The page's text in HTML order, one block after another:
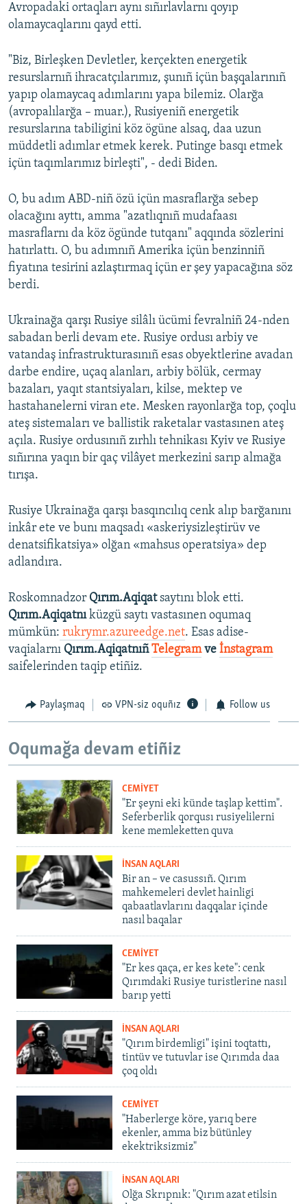
Avropadaki ortaqları aynı sıñırlavlarnı qoyıp
olamaycaqlarını qayd etti.
"Biz, Birleşken Devletler, kerçekten energetik
resurslarnıñ ihracatçılarımız, şunıñ içün başqalarınıñ
yapıp olamaycaq adımlarını yapa bilemiz. Olarğa
(avropalılarğa – muar.), Rusiyeniñ energetik
resurslarına tabiligini köz ögüne alsaq, daa uzun
müddetli adımlar etmek kerek. Putinge basqı etmek
içün taqımlarımız birleşti", - dedi Biden.
O, bu adım ABD-niñ özü içün masraflarğa sebep
olacağını ayttı, amma "azatlıqnıñ mudafaası
masraflarnı da köz ögünde tutqanı" aqqında sözlerini
hatırlattı. O, bu adımnıñ Amerika içün benzinniñ
fiyatına tesirini azlaştırmaq içün er şey yapacağına söz
berdi.
Ukrainağa qarşı Rusiye silâlı ücümi fevralniñ 24-nden
sabadan berli devam ete. Rusiye ordusı arbiy ve
vatandaş infrastrukturasınıñ esas obyektlerine avadan
darbe endire, uçaq alanları, arbiy bölük, cermay
bazaları, yaqıt stantsiyaları, kilse, mektep ve
hastahanelerni viran ete. Mesken rayonlarğa top, çoqlu
ateş sistemaları ve ballistik raketalar vastasınen ateş
açıla. Rusiye ordusınıñ zırhlı tehnikası Kyiv ve Rusiye
sıñırına yaqın bir qaç vilâyet merkezini sarıp almağa
tırışa.
Rusiye Ukrainağa qarşı basqıncılıq cenk alıp barğanını
inkâr ete ve bunı maqsadı «askeriysizleştirüv ve
denatsifikatsiya» olğan «mahsus operatsiya» dep
adlandıra.
Roskomnadzor Qırım.Aqiqatsaytını blok etti.
Qırım.Aqiqatnıküzgü saytı vastasınen oqumaq
mümkün: rukrymr.azureedge.net. Esas adise-
vaqialarnı Qırım.AqiqatnıñTelegramve İnstagram
saifelerinden taqip etiñiz.
Paylaşmaq VPN-siz oquñız Follow us
Oqumağa devam etiñiz
CEMİYET
"Er şeyni eki künde taşlap kettim".
Seferberlik qorqusı rusiyelilerni
kene memleketten quva
İNSAN AQLARI
Bir an – ve casussıñ. Qırım
mahkemeleri devlet hainligi
qabaatlavlarını daqqalar içinde
nasıl baqalar
CEMİYET
"Er kes qaça, er kes kete": cenk
Qırımdaki Rusiye turistlerine nasıl
barıp yetti
İNSAN AQLARI
"Qırım birdemligi" işini toqtattı,
tintüv ve tutuvlar ise Qırımda daa
çoq oldı
CEMİYET
"Haberlerge köre, yarıq bere
ekenler, amma biz bütünley
ekektriksizmiz"
İNSAN AQLARI
Olğa Skrıpnık: "Qırım azat etilsin